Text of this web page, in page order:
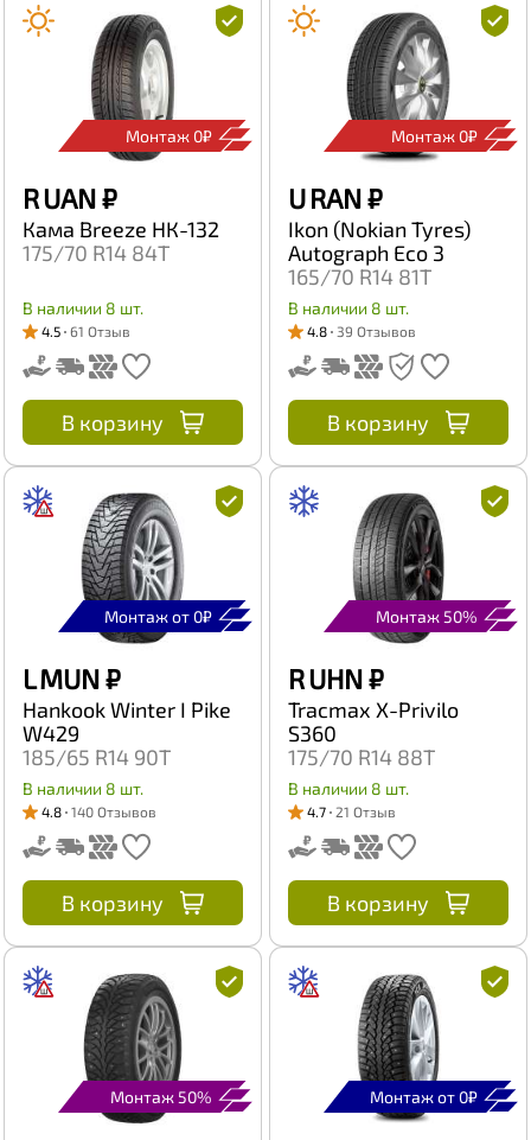
Монтаж 0₽
R UAN₽
Кама Breeze НК-132
175/70 R14 84T
В наличии 8 шт.
4.5 61 Отзыв
В корзину
Монтаж 0₽
U RAN₽
Ikon (Nokian Tyres)
Autograph Eco 3
165/70 R14 81T
В наличии 8 шт.
4.8 39 Отзывов
В корзину
Монтаж от 0₽
L MUN₽
Hankook Winter I Pike
W429
185/65 R14 90T
В наличии 8 шт.
4.8 140 Отзывов
В корзину
Монтаж 50%
R UHN₽
Tracmax X-Privilo
S360
175/70 R14 88T
В наличии 8 шт.
4.7 21 Отзыв
В корзину
Монтаж 50% Монтаж от 0₽